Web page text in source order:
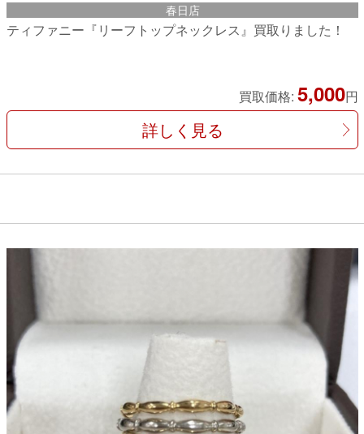
春日店
ティファニー『リーフトップネックレス』買取りました！
買取価格: 5,000円
詳しく見る